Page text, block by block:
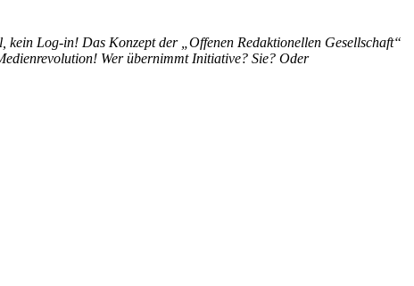
Log-in! Das Konzept der „Offenen Redaktionellen Gesellschaft“
Wer übernimmt Initiative? Sie? Oder